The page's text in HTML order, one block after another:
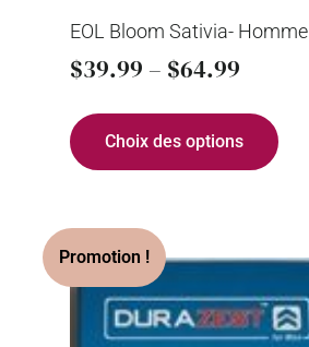
EOL Bloom Sativia- Homme
$39.99 – $64.99
Choix des options